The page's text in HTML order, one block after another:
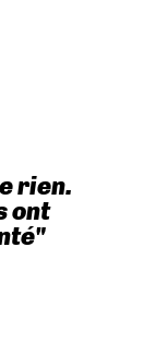
rien.
ont